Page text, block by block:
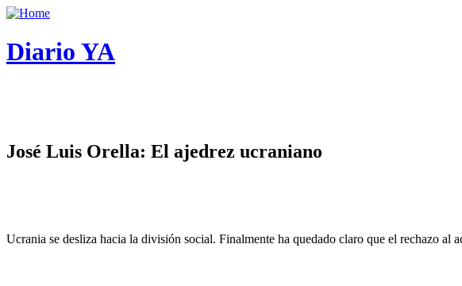
Diario YA
José Luis Orella: El ajedrez ucraniano
Ucrania se desliza hacia la división social. Finalmente ha quedado claro que el rechazo al